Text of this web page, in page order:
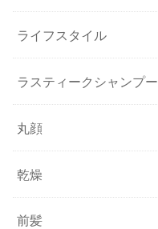
ライフスタイル
ラスティークシャンプー
丸顔
乾燥
前髪